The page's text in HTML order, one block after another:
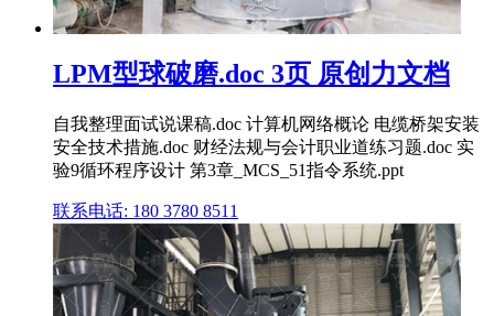
LPM型球破磨.doc 3页 原创力文档
自我整理面试说课稿.doc 计算机网络概论 电缆桥架安装
安全技术措施.doc 财经法规与会计职业道练习题.doc 实
验9循环程序设计 第3章_MCS_51指令系统.ppt
联系电话: 180 3780 8511